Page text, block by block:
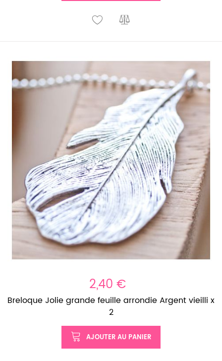
2,40 €
Breloque Jolie grande feuille arrondie Argent vieilli x
2
AJOUTER AU PANIER